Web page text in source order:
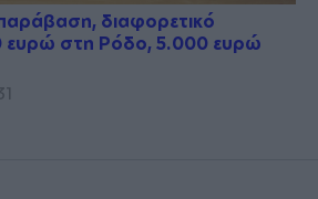
διαφορετικό
ευρώ στη Ρόδο, 5.000 ευρώ